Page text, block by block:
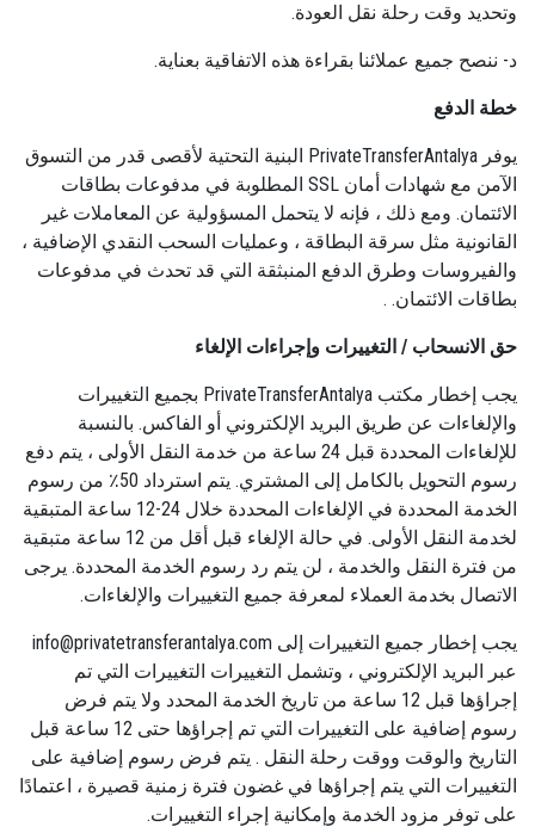
وتحديد وقت رحلة نقل العودة.
د- ننصح جميع عملائنا بقراءة هذه الاتفاقية بعناية.
خطة الدفع
يوفر PrivateTransferAntalya البنية التحتية لأقصى قدر من التسوق
الآمن مع شهادات أمان SSL المطلوبة في مدفوعات بطاقات
الائتمان. ومع ذلك ، فإنه لا يتحمل المسؤولية عن المعاملات غير
القانونية مثل سرقة البطاقة ، وعمليات السحب النقدي الإضافية ،
والفيروسات وطرق الدفع المنبثقة التي قد تحدث في مدفوعات
بطاقات الائتمان. .
حق الانسحاب / التغييرات وإجراءات الإلغاء
يجب إخطار مكتب PrivateTransferAntalya بجميع التغييرات
والإلغاءات عن طريق البريد الإلكتروني أو الفاكس. بالنسبة
للإلغاءات المحددة قبل 24 ساعة من خدمة النقل الأولى ، يتم دفع
رسوم التحويل بالكامل إلى المشتري. يتم استرداد 50٪ من رسوم
الخدمة المحددة في الإلغاءات المحددة خلال 24-12 ساعة المتبقية
لخدمة النقل الأولى. في حالة الإلغاء قبل أقل من 12 ساعة متبقية
من فترة النقل والخدمة ، لن يتم رد رسوم الخدمة المحددة. يرجى
الاتصال بخدمة العملاء لمعرفة جميع التغييرات والإلغاءات.
يجب إخطار جميع التغييرات إلى info@privatetransferantalya.com
عبر البريد الإلكتروني ، وتشمل التغييرات التغييرات التي تم
إجراؤها قبل 12 ساعة من تاريخ الخدمة المحدد ولا يتم فرض
رسوم إضافية على التغييرات التي تم إجراؤها حتى 12 ساعة قبل
التاريخ والوقت ووقت رحلة النقل . يتم فرض رسوم إضافية على
التغييرات التي يتم إجراؤها في غضون فترة زمنية قصيرة ، اعتمادًا
على توفر مزود الخدمة وإمكانية إجراء التغييرات.